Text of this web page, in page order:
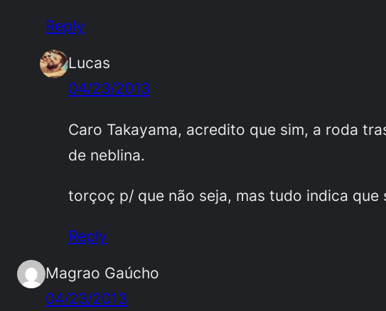
Reply
Lucas
04/23/2013
Caro Takayama, acredito que sim, a roda
de neblina.
torçoç p/ que não seja, mas tudo indica que
Reply
Magrao Gaúcho
04/23/2013